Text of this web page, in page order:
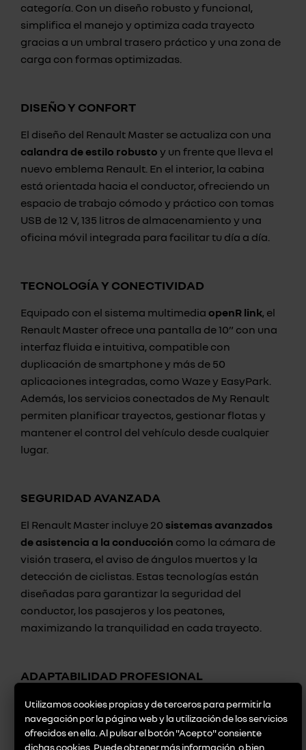
categoría. Con un diseño robusto y funcional,
simplifica el manejo y optimiza cada trayecto
gracias a un umbral trasero práctico y una zona de
carga con formas optimizadas.
DISEÑO Y CONFORT
El diseño del Renault Master se actualiza con una
calandra de estilo robusto y un frente que lleva el
nuevo emblema Renault. En el interior, la cabina
está orientada hacia el conductor, ofreciendo un
espacio de trabajo cómodo y práctico con tomas
USB de 12 V, 135 litros de almacenamiento y una
oficina móvil integrada para facilitar tu día a día.
TECNOLOGÍA Y CONECTIVIDAD
Equipado con el sistema multimedia openR link, el
Renault Master ofrece una pantalla de 10” con una
interfaz fluida e intuitiva, compatible con
duplicación de smartphone y más de 50
aplicaciones integradas, como Waze y EasyPark.
Además, los servicios conectados de My Renault
permiten planificar trayectos, gestionar flotas y
mantener el control del vehículo desde cualquier
lugar.
SEGURIDAD AVANZADA
El Renault Master incluye 20 sistemas avanzados
de asistencia a la conducción como la cámara de
visión trasera, el aviso de ángulos muertos y la
detección de ciclistas. Estas tecnologías están
diseñadas para garantizar la seguridad del
conductor, los pasajeros y los peatones,
maximizando la tranquilidad en cada trayecto.
ADAPTABILIDAD PROFESIONAL
Con más de 40 combinaciones de adaptaciones
producidas en las fábricas Renault, el Renault
Master se ajusta a todas las necesidades
Utilizamos cookies propias y de terceros para permitir la
navegación por la página web y la utilización de los servicios
ofrecidos en ella. Al pulsar el botón "Acepto" consiente
dichas cookies. Puede obtener más información, o bien